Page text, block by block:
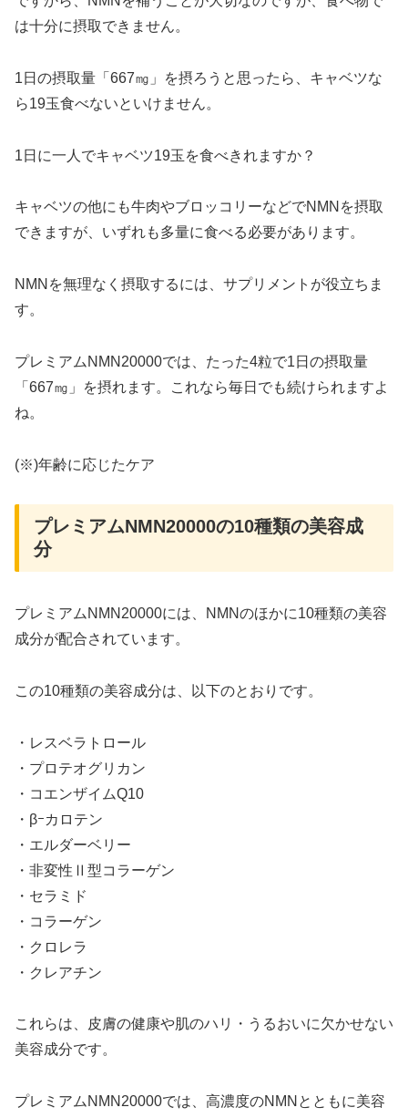
は十分に摂取できません。
1日の摂取量「667㎎」を摂ろうと思ったら、キャベツな
ら19玉食べないといけません。
1日に一人でキャベツ19玉を食べきれますか？
キャベツの他にも牛肉やブロッコリーなどでNMNを摂取
できますが、いずれも多量に食べる必要があります。
NMNを無理なく摂取するには、サプリメントが役立ちま
す。
プレミアムNMN20000では、たった4粒で1日の摂取量
「667㎎」を摂れます。これなら毎日でも続けられますよ
ね。
(※)年齢に応じたケア
プレミアムNMN20000の10種類の美容成
分
プレミアムNMN20000には、NMNのほかに10種類の美容
成分が配合されています。
この10種類の美容成分は、以下のとおりです。
・レスベラトロール
・プロテオグリカン
・コエンザイムQ10
・βｰカロテン
・エルダーベリー
・非変性Ⅱ型コラーゲン
・セラミド
・コラーゲン
・クロレラ
・クレアチン
これらは、皮膚の健康や肌のハリ・うるおいに欠かせない
美容成分です。
プレミアムNMN20000では、高濃度のNMNとともに美容